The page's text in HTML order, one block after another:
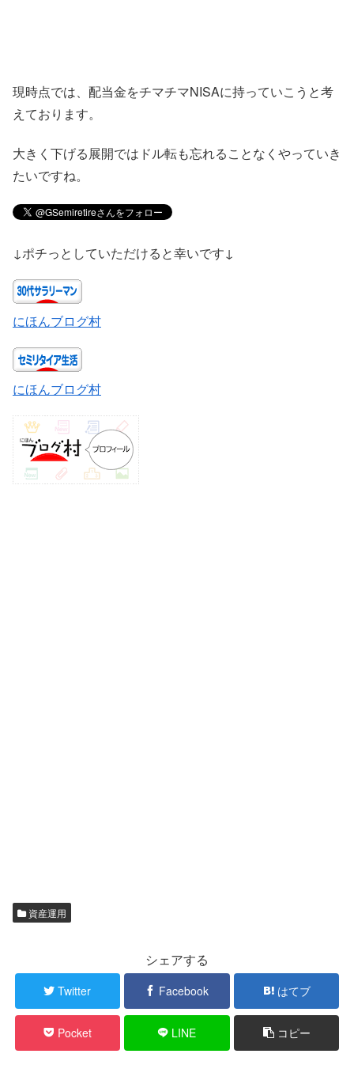
現時点では、配当金をチマチマNISAに持っていこうと考
えております。
大きく下げる展開ではドル転も忘れることなくやっていき
たいですね。
↓ポチっとしていただけると幸いです↓
にほんブログ村
にほんブログ村
資産運用
シェアする
Twitter Facebook はてブ
Pocket LINE コピー